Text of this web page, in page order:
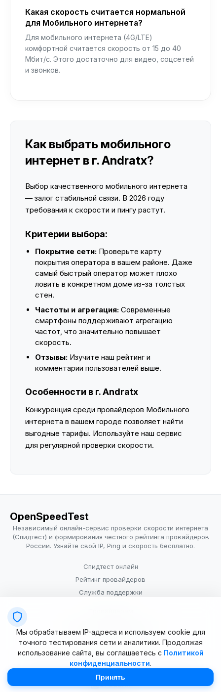
Какая скорость считается нормальной
для Мобильного интернета?
Для мобильного интернета (4G/LTE)
комфортной считается скорость от 15 до 40
Мбит/с. Этого достаточно для видео, соцсетей
и звонков.
Как выбрать мобильного
интернет в г. Andratx?
Выбор качественного мобильного интернета
— залог стабильной связи. В 2026 году
требования к скорости и пингу растут.
Критерии выбора:
Покрытие сети: Проверьте карту
покрытия оператора в вашем районе. Даже
самый быстрый оператор может плохо
ловить в конкретном доме из-за толстых
стен.
Частоты и агрегация: Современные
смартфоны поддерживают агрегацию
частот, что значительно повышает
скорость.
Отзывы: Изучите наш рейтинг и
комментарии пользователей выше.
Особенности в г. Andratx
Конкуренция среди провайдеров Мобильного
интернета в вашем городе позволяет найти
выгодные тарифы. Используйте наш сервис
для регулярной проверки скорости.
OpenSpeedTest
Независимый онлайн-сервис проверки скорости интернета
(Спидтест) и формирования честного рейтинга провайдеров
России. Узнайте свой IP, Ping и скорость бесплатно.
Спидтест онлайн
Рейтинг провайдеров
Служба поддержки
Условия использования
© 2025–2026 OpenSpeedTest (ИП Долматова В.В.). Все права
Мы обрабатываем IP-адреса и используем cookie для
точного тестирования сети и аналитики. Продолжая
использование сайта, вы соглашаетесь с Политикой
конфиденциальности.
Принять